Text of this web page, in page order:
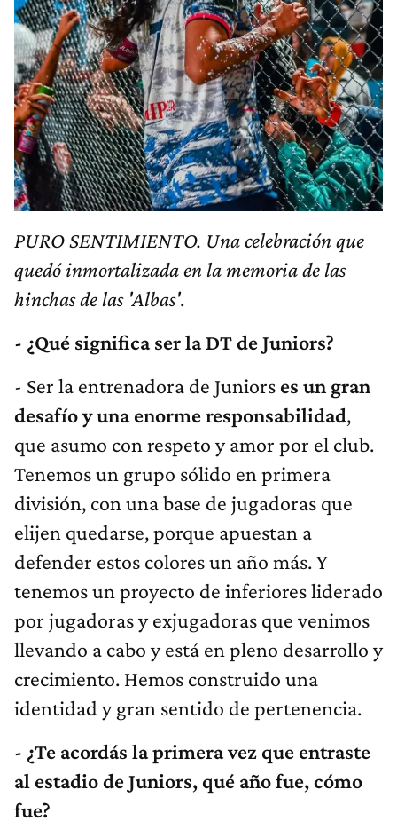
PURO SENTIMIENTO. Una celebración que
quedó inmortalizada en la memoria de las
hinchas de las 'Albas'.
- ¿Qué significa ser la DT de Juniors?
- Ser la entrenadora de Juniors es un gran
desafío y una enorme responsabilidad,
que asumo con respeto y amor por el club.
Tenemos un grupo sólido en primera
división, con una base de jugadoras que
elijen quedarse, porque apuestan a
defender estos colores un año más. Y
tenemos un proyecto de inferiores liderado
por jugadoras y exjugadoras que venimos
llevando a cabo y está en pleno desarrollo y
crecimiento. Hemos construido una
identidad y gran sentido de pertenencia.
- ¿Te acordás la primera vez que entraste
al estadio de Juniors, qué año fue, cómo
fue?